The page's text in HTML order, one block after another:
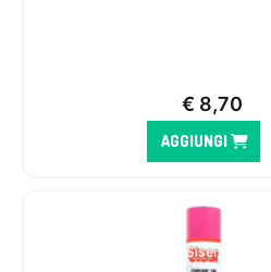
€ 8,70
AGGIUNGI